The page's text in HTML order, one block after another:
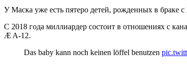
У Маска уже есть пятеро детей, рожденных в браке
С 2018 года миллиардер состоит в отношениях с
Æ A-12.
Das baby kann noch keinen löffel benutzen